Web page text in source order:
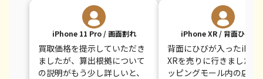
iPhone 11 Pro / 画面割れ
買取価格を提示していただき
ましたが、算出根拠について
の説明がもう少し詳しいと、
iPhone XR / 背面ひびあ
背面にひびが入った
XRを売りに行きました。
ッピングモール内の店舗